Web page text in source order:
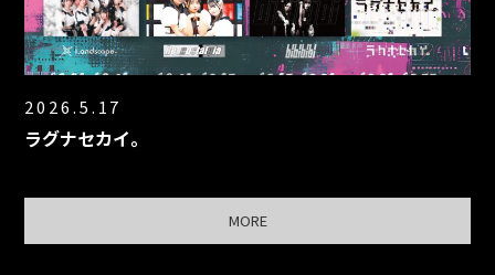
2026.5.17
ラグナセカイ。
MORE